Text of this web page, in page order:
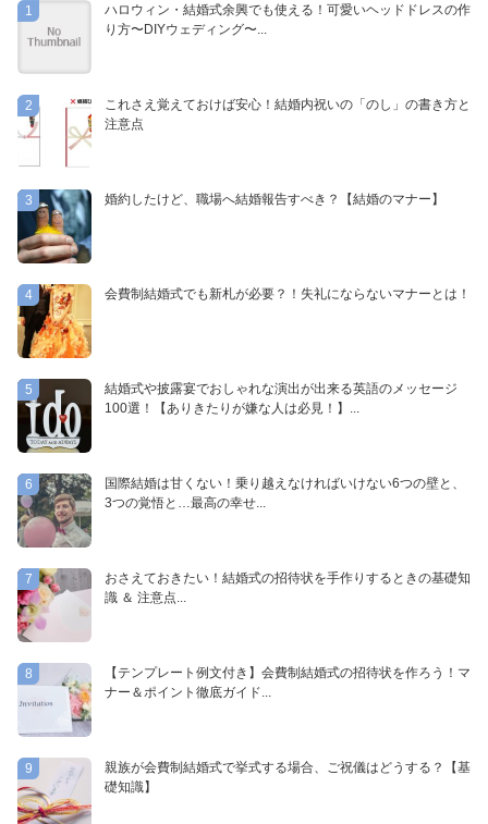
1
ハロウィン・結婚式余興でも使える！可愛いヘッドドレスの作
り方〜DIYウェディング〜...
2
これさえ覚えておけば安心！結婚内祝いの「のし」の書き方と
注意点
3 婚約したけど、職場へ結婚報告すべき？【結婚のマナー】
4 会費制結婚式でも新札が必要？！失礼にならないマナーとは！
5
結婚式や披露宴でおしゃれな演出が出来る英語のメッセージ
100選！【ありきたりが嫌な人は必見！】...
6
国際結婚は甘くない！乗り越えなければいけない6つの壁と、
3つの覚悟と…最高の幸せ...
7
おさえておきたい！結婚式の招待状を手作りするときの基礎知
識 ＆ 注意点...
8
【テンプレート例文付き】会費制結婚式の招待状を作ろう！マ
ナー＆ポイント徹底ガイド...
9
親族が会費制結婚式で挙式する場合、ご祝儀はどうする？【基
礎知識】